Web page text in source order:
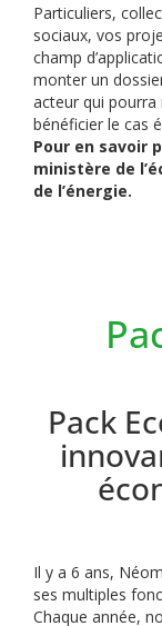
Particuliers,
sociaux, vos
champ
monter un
acteur qui
bénéficier le cas
Pour en savoir
ministère de
de l’énergie.
Pack
Il y a 6 ans,
ses multiples
Chaque année,